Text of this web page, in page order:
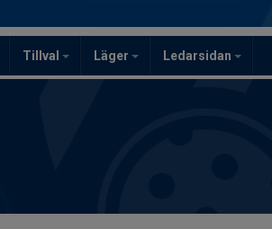
Tillval Läger Ledarsidan